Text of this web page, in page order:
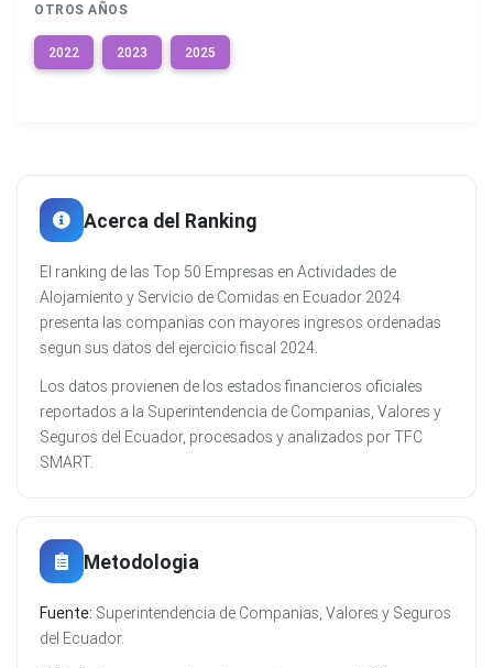
OTROS AÑOS
2022 2023 2025
Acerca del Ranking
El ranking de las Top 50 Empresas en Actividades de
Alojamiento y Servicio de Comidas en Ecuador 2024
presenta las companias con mayores ingresos ordenadas
segun sus datos del ejercicio fiscal 2024.
Los datos provienen de los estados financieros oficiales
reportados a la Superintendencia de Companias, Valores y
Seguros del Ecuador, procesados y analizados por TFC
SMART.
Metodologia
Fuente: Superintendencia de Companias, Valores y Seguros
del Ecuador.